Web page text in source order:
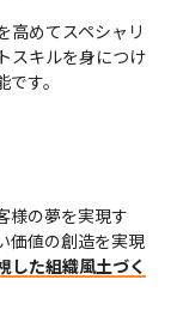
高めてスペシャリ
スキルを身につけ
す。
様の夢を実現す
価値の創造を実現
した組織風土づく